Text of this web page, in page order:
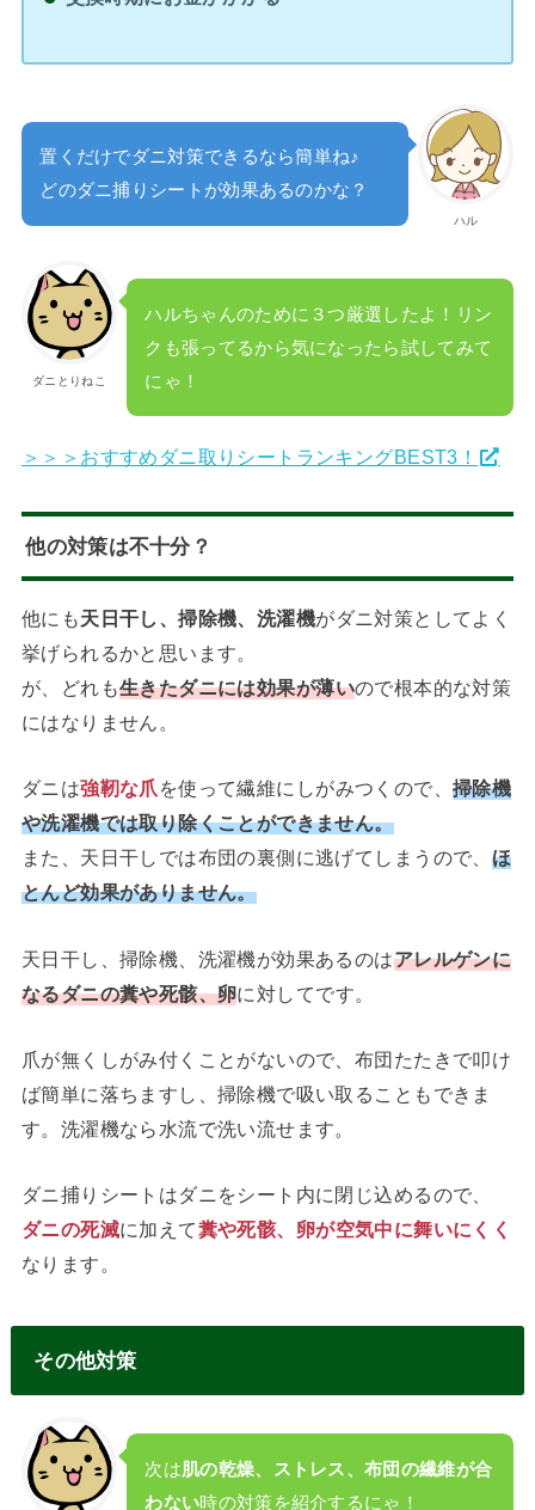
ハル
置くだけでダニ対策できるなら簡単ね♪
どのダニ捕りシートが効果あるのかな？
ダニとりねこ
ハルちゃんのために３つ厳選したよ！リン
クも張ってるから気になったら試してみて
にゃ！
＞＞＞おすすめダニ取りシートランキングBEST3！
他の対策は不十分？
他にも天日干し、掃除機、洗濯機がダニ対策としてよく
挙げられるかと思います。
が、どれも生きたダニには効果が薄いので根本的な対策
にはなりません。
ダニは強靭な爪 を使って繊維にしがみつくので、 掃除機
や洗濯機では取り除くことができません。
また、天日干しでは布団の裏側に逃げてしまうので、 ほ
とんど効果がありません。
天日干し、掃除機、洗濯機が効果あるのはアレルゲンに
なるダニの糞や死骸、卵に対してです。
爪が無くしがみ付くことがないので、布団たたきで叩け
ば簡単に落ちますし、掃除機で吸い取ることもできま
す。洗濯機なら水流で洗い流せます。
ダニ捕りシートはダニをシート内に閉じ込めるので、
ダニの死滅に加えて糞や死骸、卵が空気中に舞いにくく
なります。
その他対策
次は肌の乾燥、ストレス、布団の繊維が合
わない時の対策を紹介するにゃ！